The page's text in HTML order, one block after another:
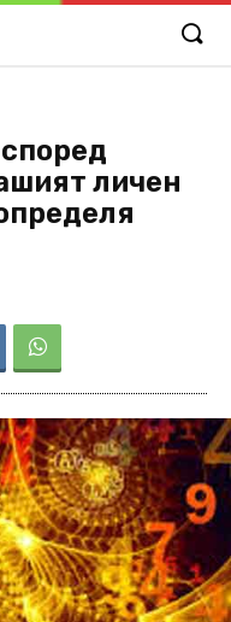
личен